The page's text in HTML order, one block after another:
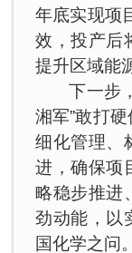
年底实现项
效，投产后
提升区域能
下一步
湘军”敢打
细化管理、
进，确保项
略稳步推进
劲动能，以
国化学之问。